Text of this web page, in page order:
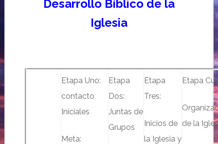
Desarrollo Bíblico de la
Iglesia
Etapa Uno:
contacto
Iniciales
Meta:
Etapa
Dos:
Juntas de
Grupos
Etapa
Tres:
Inicios de
la Iglesia y
Etapa
de la